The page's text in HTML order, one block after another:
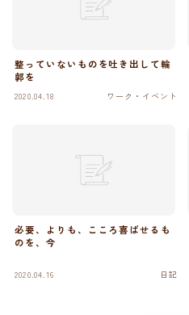
整っていないものを吐き出して輪
郭を
2020.04.18 ワーク・イベント
必要、よりも、こころ喜ばせるも
のを、今
2020.04.16 日記